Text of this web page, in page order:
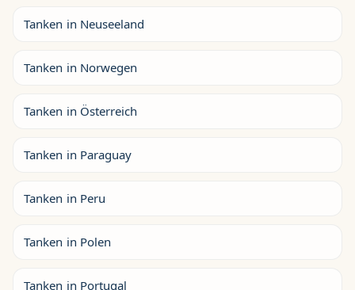
Tanken in Neuseeland
Tanken in Norwegen
Tanken in Österreich
Tanken in Paraguay
Tanken in Peru
Tanken in Polen
Tanken in Portugal